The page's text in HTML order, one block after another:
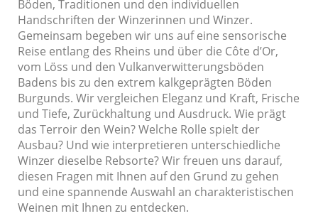
Böden, Traditionen und den individuellen
Handschriften der Winzerinnen und Winzer.
Gemeinsam begeben wir uns auf eine sensorische
Reise entlang des Rheins und über die Côte d’Or,
vom Löss und den Vulkanverwitterungsböden
Badens bis zu den extrem kalkgeprägten Böden
Burgunds. Wir vergleichen Eleganz und Kraft, Frische
und Tiefe, Zurückhaltung und Ausdruck. Wie prägt
das Terroir den Wein? Welche Rolle spielt der
Ausbau? Und wie interpretieren unterschiedliche
Winzer dieselbe Rebsorte? Wir freuen uns darauf,
diesen Fragen mit Ihnen auf den Grund zu gehen
und eine spannende Auswahl an charakteristischen
Weinen mit Ihnen zu entdecken.